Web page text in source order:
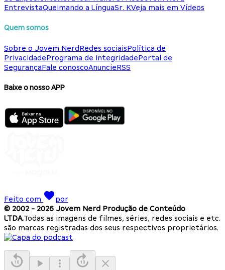
EntrevistaQueimando a LínguaSr. KVeja mais em Vídeos
Quem somos
Sobre o Jovem NerdRedes sociaisPolítica de
PrivacidadePrograma de IntegridadePortal de
SegurançaFale conoscoAnuncieRSS
Baixe o nosso APP
Feito com
por
© 2002 - 2026 Jovem Nerd Produção de Conteúdo
LTDA.Todas as imagens de filmes, séries, redes sociais e etc.
são marcas registradas dos seus respectivos proprietários.